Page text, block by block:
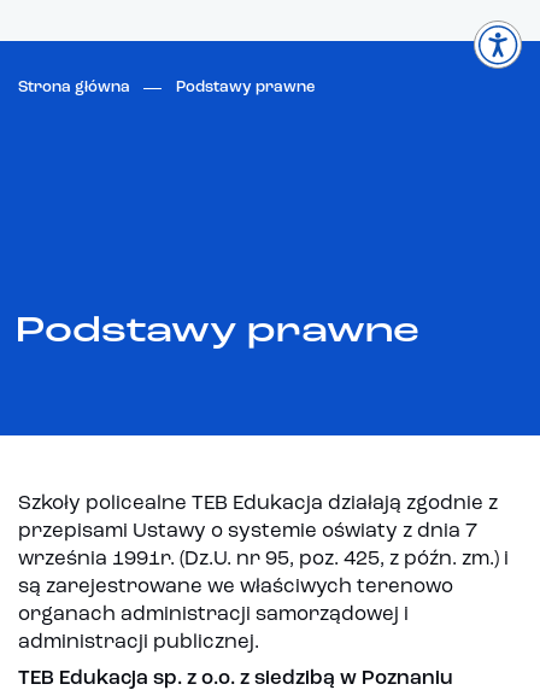
Strona główna Podstawy prawne
Podstawy prawne
Szkoły policealne TEB Edukacja działają zgodnie z
przepisami Ustawy o systemie oświaty z dnia 7
września 1991r. (Dz.U. nr 95, poz. 425, z późn. zm.) i
są zarejestrowane we właściwych terenowo
organach administracji samorządowej i
administracji publicznej.
TEB Edukacja sp. z o.o. z siedzibą w Poznaniu